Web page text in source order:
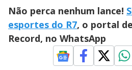
Não perca nenhum lance!
esportes do R7, o portal
Record, no WhatsApp